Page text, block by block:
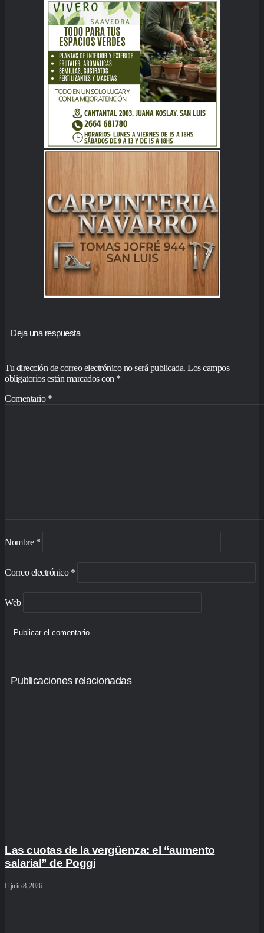
Deja una respuesta
Tu dirección de correo electrónico no será publicada. Los campos
obligatorios están marcados con *
Comentario *
Nombre *
Correo electrónico *
Web
Publicaciones relacionadas
Las cuotas de la vergüenza: el “aumento
salarial” de Poggi
julio 8, 2026